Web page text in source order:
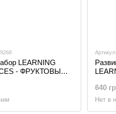
LEARNING
- ФРУКТОВЫЙ
-
640
Нет в